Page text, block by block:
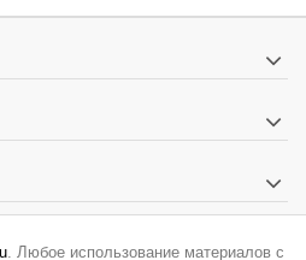
. Любое использование материалов с